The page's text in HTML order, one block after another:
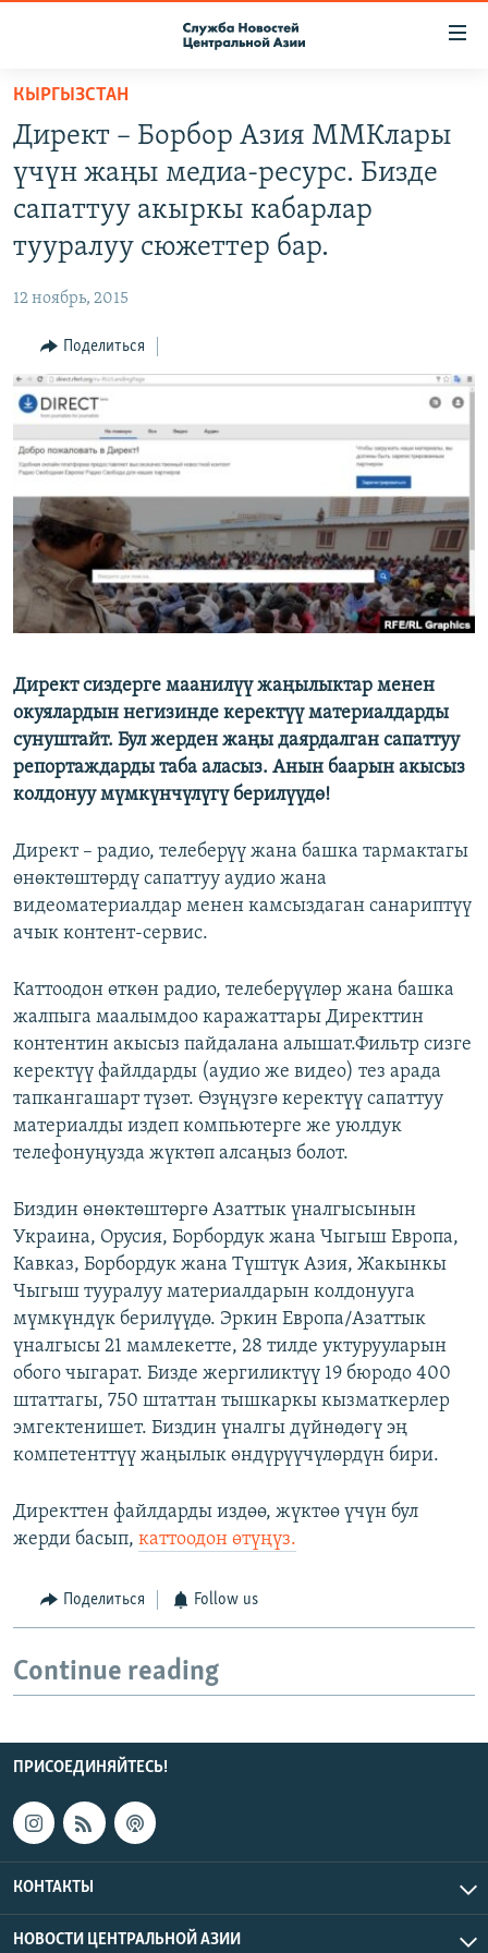
Вернуться
основному
содержанию
Вернутся
главной
Вернутся
поиску
ПОДПИСКА
КОНТАКТЫ
МИГРАНТ МЕДИА
КЫРГЫЗСТАН
Директ – Борбор Азия ММКлары
үчүн жаңы медиа-ресурс. Бизде
сапаттуу акыркы кабарлар
тууралуу сюжеттер бар.
12 ноябрь, 2015
Поделиться
Директ сиздерге маанилүү жаңылыктар менен
окуялардын негизинде керектүү материалдарды
сунуштайт. Бул жерден жаңы даярдалган сапаттуу
репортаждарды таба аласыз. Анын баарын акысыз
колдонуу мүмкүнчүлүгү берилүүдө!
Директ – радио, телеберүү жана башка тармактагы
өнөктөштөрдү сапаттуу аудио жана
видеоматериалдар менен камсыздаган санариптүү
ачык контент-сервис.
Каттоодон өткөн радио, телеберүүлөр жана башка
жалпыга маалымдоо каражаттары Директтин
контентин акысыз пайдалана алышат.Фильтр сизге
керектүү файлдарды (аудио же видео) тез арада
тапкангашарт түзөт. Өзүңүзгө керектүү сапаттуу
материалды издеп компьютерге же уюлдук
телефонуңузда жүктөп алсаңыз болот.
Биздин өнөктөштөргө Азаттык үналгысынын
Украина, Орусия, Борбордук жана Чыгыш Европа,
Кавказ, Борбордук жана Түштүк Азия, Жакынкы
Чыгыш тууралуу материалдарын колдонууга
мүмкүндүк берилүүдө. Эркин Европа/Азаттык
үналгысы 21 мамлекетте, 28 тилде уктурууларын
обого чыгарат. Бизде жергиликтүү 19 бюродо 400
штаттагы, 750 штаттан тышкаркы кызматкерлер
эмгектенишет. Биздин үналгы дүйнөдөгү эң
компетенттүү жаңылык өндүрүүчүлөрдүн бири.
Директтен файлдарды издөө, жүктөө үчүн бул
жерди басып, каттоодон өтүңүз.
Поделиться Follow us
Continue reading
ПРИСОЕДИНЯЙТЕСЬ!
КОНТАКТЫ
НОВОСТИ ЦЕНТРАЛЬНОЙ АЗИИ